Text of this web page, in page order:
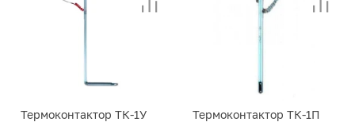
Термоконтактор ТК-1У
Термоконтактор ТК-1П